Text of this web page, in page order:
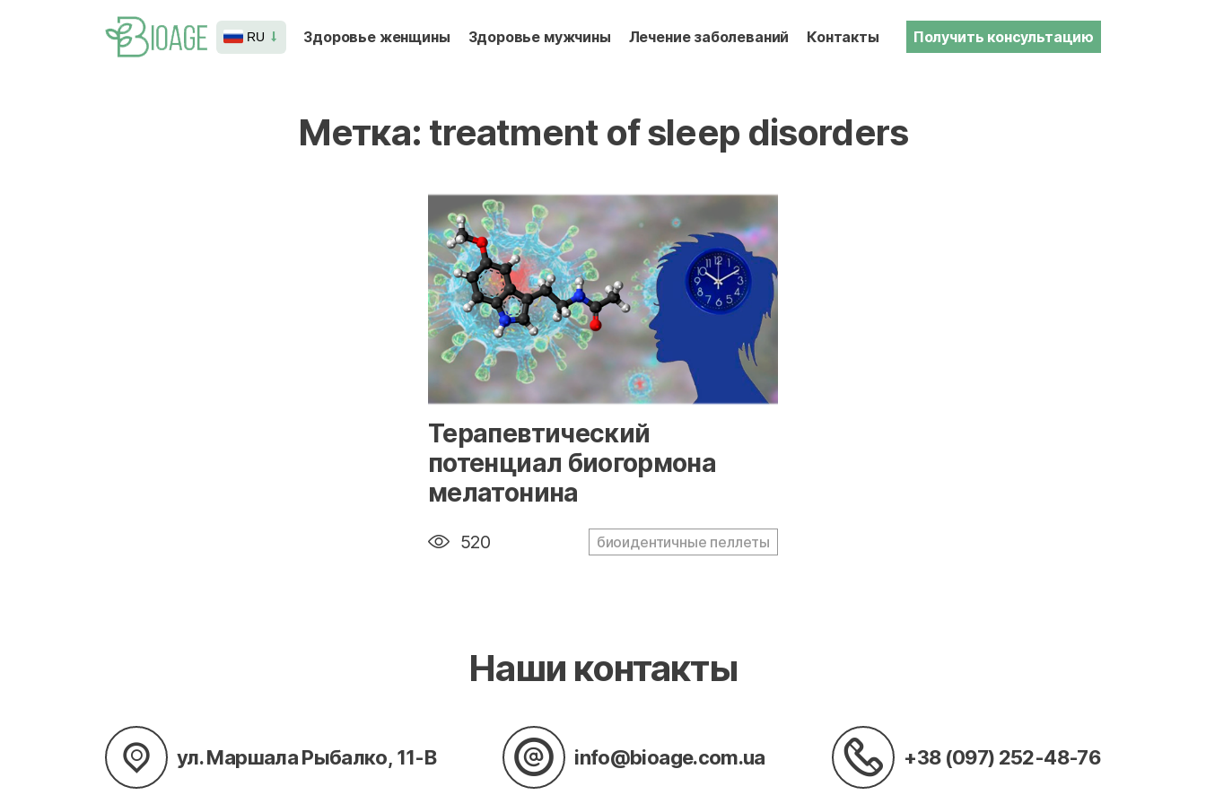
RU Здоровье женщины Здоровье мужчины Лечение заболеваний Контакты Получить консультацию
Метка: treatment of sleep disorders
" alt="loading" class="img-responsive"/>
Терапевтический
потенциал биогормона
мелатонина
520 биоидентичные пеллеты
Наши контакты
ул. Маршала Рыбалко, 11-В info@bioage.com.ua +38 (097) 252-48-76